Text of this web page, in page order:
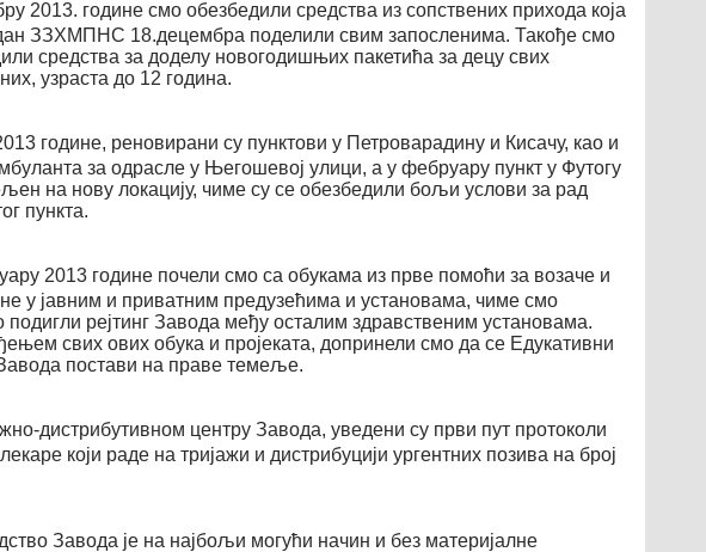
2013. године смо обезбедили средства из сопствених прихода која
ЗЗХМПНС 18.децембра поделили свим запосленима. Такође смо
средства за доделу новогодишњих пакетића за децу свих
узраста до 12 година.
године, реновирани су пунктови у Петроварадину и Кисачу, као и
за одрасле у Његошевој улици, а у фебруару пункт у Футогу
на нову локацију, чиме су се обезбедили бољи услови за рад
пункта.
2013 године почели смо са обукама из прве помоћи за возаче и
у јавним и приватним предузећима и установама, чиме смо
подигли рејтинг Завода међу осталим здравственим установама.
свих ових обука и пројеката, допринели смо да се Едукативни
постави на праве темеље.
дистрибутивном центру Завода, уведени су први пут протоколи
који раде на тријажи и дистрибуцији ургентних позива на број
Завода је на најбољи могући начин и без материјалне